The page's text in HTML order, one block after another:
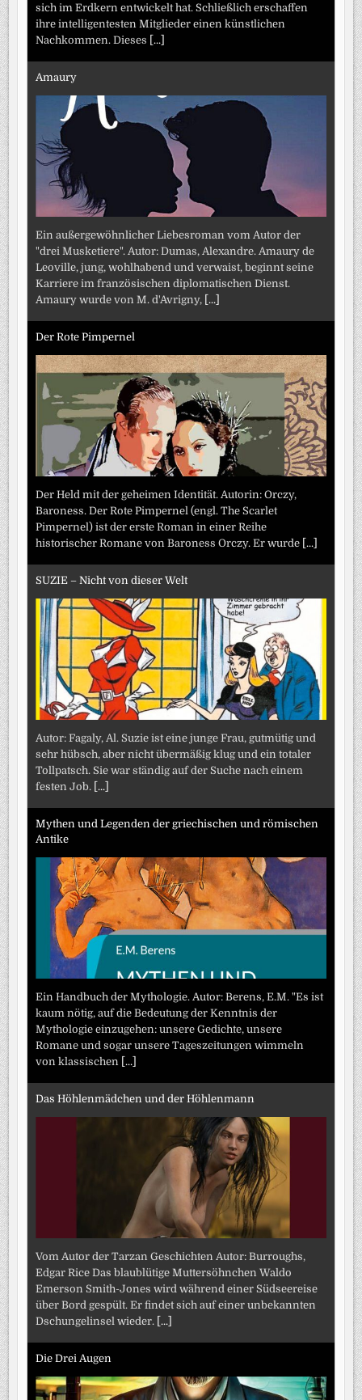
sich im Erdkern entwickelt hat. Schließlich erschaffen
ihre intelligentesten Mitglieder einen künstlichen
Nachkommen. Dieses [...]
Amaury
Ein außergewöhnlicher Liebesroman vom Autor der
"drei Musketiere". Autor: Dumas, Alexandre. Amaury de
Leoville, jung, wohlhabend und verwaist, beginnt seine
Karriere im französischen diplomatischen Dienst.
Amaury wurde von M. d'Avrigny, [...]
Der Rote Pimpernel
Der Held mit der geheimen Identität. Autorin: Orczy,
Baroness. Der Rote Pimpernel (engl. The Scarlet
Pimpernel) ist der erste Roman in einer Reihe
historischer Romane von Baroness Orczy. Er wurde [...]
SUZIE – Nicht von dieser Welt
Autor: Fagaly, Al. Suzie ist eine junge Frau, gutmütig und
sehr hübsch, aber nicht übermäßig klug und ein totaler
Tollpatsch. Sie war ständig auf der Suche nach einem
festen Job. [...]
Mythen und Legenden der griechischen und römischen
Antike
Ein Handbuch der Mythologie. Autor: Berens, E.M. "Es ist
kaum nötig, auf die Bedeutung der Kenntnis der
Mythologie einzugehen: unsere Gedichte, unsere
Romane und sogar unsere Tageszeitungen wimmeln
von klassischen [...]
Das Höhlenmädchen und der Höhlenmann
Vom Autor der Tarzan Geschichten Autor: Burroughs,
Edgar Rice Das blaublütige Muttersöhnchen Waldo
Emerson Smith-Jones wird während einer Südseereise
über Bord gespült. Er findet sich auf einer unbekannten
Dschungelinsel wieder. [...]
Die Drei Augen